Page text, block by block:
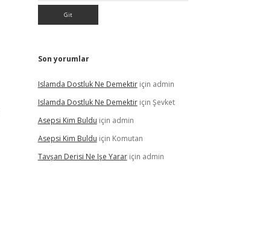
Son yorumlar
Islamda Dostluk Ne Demektiriçin admin
Islamda Dostluk Ne Demektiriçin Şevket
Asepsi Kim Buldu için admin
Asepsi Kim Buldu için Komutan
Tavşan Derisi Ne Işe Yarariçin admin